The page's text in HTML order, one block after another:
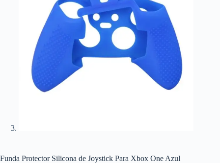
Funda Protector Silicona de Joystick Para Xbox One Azul